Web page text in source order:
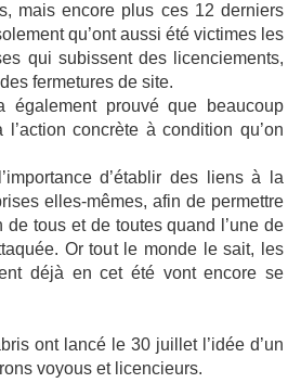
mais encore plus ces 12 derniers
qu’ont aussi été victimes les
qui subissent des licenciements,
fermetures de site.
également prouvé que beaucoup
concrète à condition qu’on
d’établir des liens à la
elles-mêmes, afin de permettre
tous et de toutes quand l’une de
Or tout le monde le sait, les
déjà en cet été vont encore se
ont lancé le 30 juillet l’idée d’un
voyous et licencieurs.